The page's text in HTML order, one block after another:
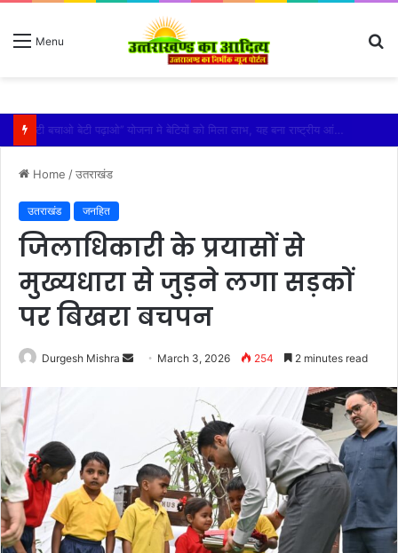
Menu
विशिष्ट पहचान बना रही है आदि कैलाश परिक्रमा: महाराज
Home /उतराखंड
उतराखंड जनहित
जिलाधिकारी के प्रयासों से
मुख्यधारा से जुड़ने लगा सड़कों
पर बिखरा बचपन
Durgesh Mishra
Send March 3, 2026 254 2 minutes read